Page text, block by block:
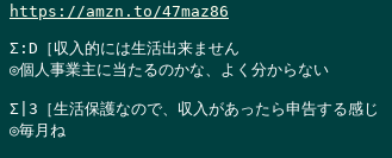
https://amzn.to/47maz86
Σ:D［収入的には生活出来ません
◎個人事業主に当たるのかな、よく分からない
Σ|3［生活保護なので、収入があったら申告する感じ
◎毎月ね